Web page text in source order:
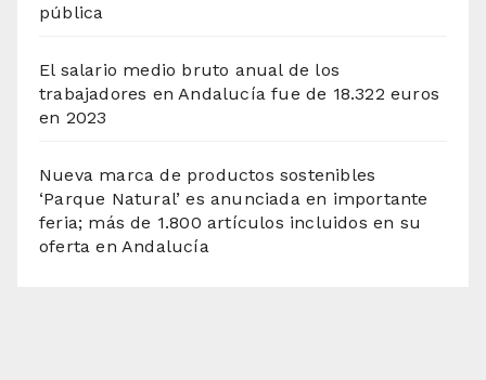
pública
El salario medio bruto anual de los
trabajadores en Andalucía fue de 18.322 euros
en 2023
Nueva marca de productos sostenibles
‘Parque Natural’ es anunciada en importante
feria; más de 1.800 artículos incluidos en su
oferta en Andalucía